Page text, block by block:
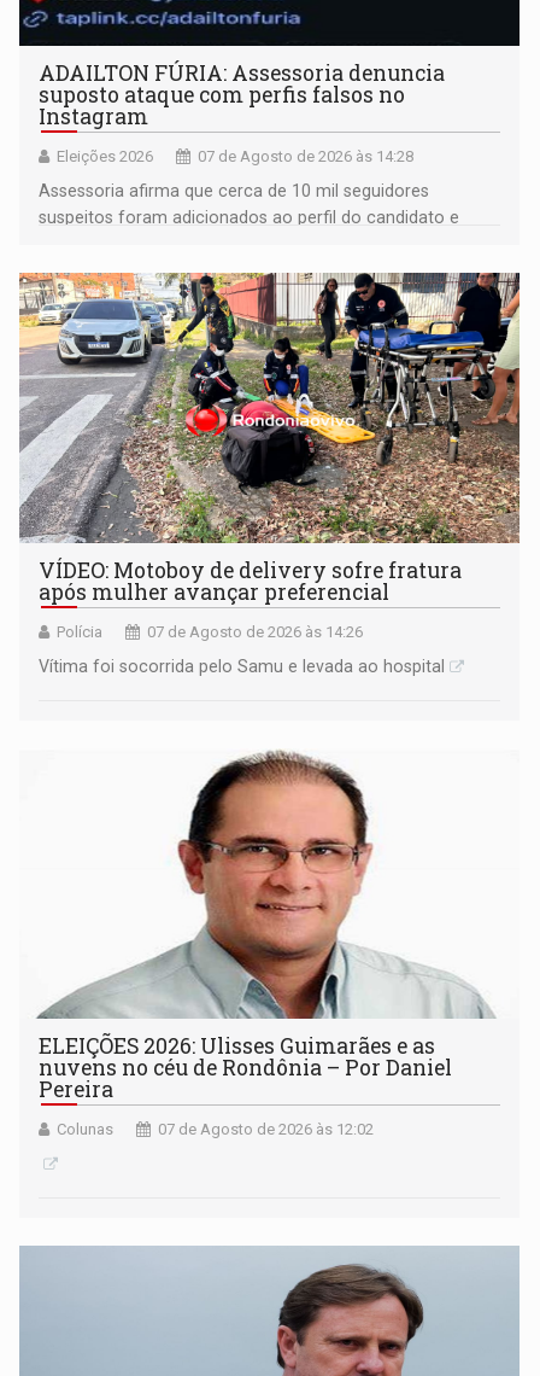
ADAILTON FÚRIA: Assessoria denuncia
suposto ataque com perfis falsos no
Instagram
Eleições 2026 07 de Agosto de 2026 às 14:28
Assessoria afirma que cerca de 10 mil seguidores
suspeitos foram adicionados ao perfil do candidato e
remover as contas
VÍDEO: Motoboy de delivery sofre fratura
após mulher avançar preferencial
Polícia 07 de Agosto de 2026 às 14:26
Vítima foi socorrida pelo Samu e levada ao hospital
ELEIÇÕES 2026: Ulisses Guimarães e as
nuvens no céu de Rondônia – Por Daniel
Pereira
Colunas 07 de Agosto de 2026 às 12:02